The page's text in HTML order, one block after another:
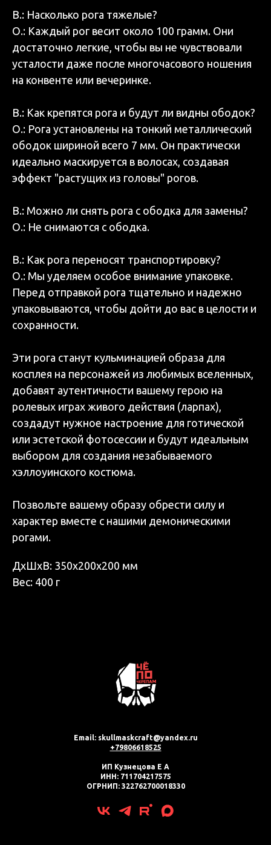
В.: Насколько рога тяжелые?
О.: Каждый рог весит около 100 грамм. Они
достаточно легкие, чтобы вы не чувствовали
усталости даже после многочасового ношения
на конвенте или вечеринке.
В.: Как крепятся рога и будут ли видны ободок?
О.: Рога установлены на тонкий металлический
ободок шириной всего 7 мм. Он практически
идеально маскируется в волосах, создавая
эффект "растущих из головы" рогов.
В.: Можно ли снять рога с ободка для замены?
О.: Не снимаются с ободка.
В.: Как рога переносят транспортировку?
О.: Мы уделяем особое внимание упаковке.
Перед отправкой рога тщательно и надежно
упаковываются, чтобы дойти до вас в целости и
сохранности.
Эти рога станут кульминацией образа для
косплея на персонажей из любимых вселенных,
добавят аутентичности вашему герою на
ролевых играх живого действия (ларпах),
создадут нужное настроение для готической
или эстетской фотосессии и будут идеальным
выбором для создания незабываемого
хэллоуинского костюма.
Позвольте вашему образу обрести силу и
характер вместе с нашими демоническими
рогами.
ДxШxВ: 350x200x200 мм
Вес: 400 г
Email: skullmaskcraft@yandex.ru
+79806618525
ИП Кузнецова Е А
ИНН: 711704217575
ОГРНИП: 322762700018330